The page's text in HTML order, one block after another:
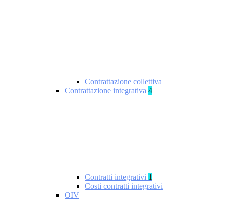
Contrattazione collettiva
Contrattazione integrativa 4
Contratti integrativi 1
Costi contratti integrativi
OIV